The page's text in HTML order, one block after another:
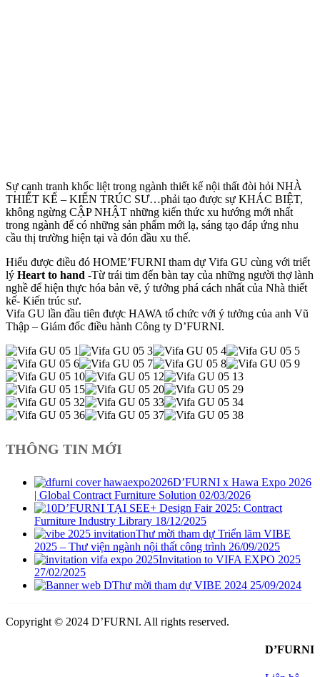
Sự cạnh tranh khốc liệt trong ngành thiết kế nội thất đòi hỏi NHÀ
THIẾT KẾ – KIẾN TRÚC SƯ…phải tạo được sự KHÁC BIỆT,
không ngừng CẬP NHẬT những kiến thức xu hướng mới nhất
trong ngành để có những sản phẩm mới lạ, sáng tạo đáp ứng nhu
cầu thị trường hiện tại và đón đầu xu thế.
Hiểu được điều đó HOME’FURNI tham dự Vifa GU cùng với triết
lý Heart to hand -Từ trái tim đến bàn tay của những người thợ lành
nghề để hiện thực hóa bản vẽ, ý tưởng phá cách nhất của Nhà thiết
kế- Kiến trúc sư.
Vifa GU lần đầu tiên được HAWA tổ chức với ý tưởng của anh Vũ
Thập – Giám đốc điều hành Công ty D’FURNI.
THÔNG TIN MỚI
D’FURNI x Hawa Expo 2026
| Global Contract Furniture Solution 02/03/2026
D’FURNI TẠI SEE+ Design Fair 2025: Contract
Furniture Industry Library 18/12/2025
Thư mời tham dự Triển lãm VIBE
2025 – Thư viện ngành nội thất công trình 26/09/2025
Invitation to VIFA EXPO 2025
27/02/2025
Thư mời tham dự VIBE 2024 25/09/2024
Copyright © 2024 D’FURNI. All rights reserved.
D’FURNI